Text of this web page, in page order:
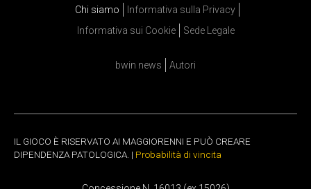
Chi siamo
Informativa sulla Privacy
Informativa sui Cookie
Sede Legale
bwin news Autori
IL GIOCO È RISERVATO AI MAGGIORENNI E PUÒ CREARE
DIPENDENZA PATOLOGICA. | Probabilità di vincita